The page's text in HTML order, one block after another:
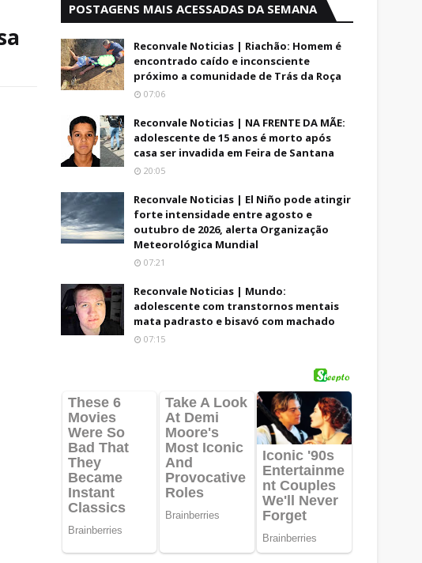
POSTAGENS MAIS ACESSADAS DA SEMANA
Reconvale Noticias | Riachão: Homem é
encontrado caído e inconsciente
próximo a comunidade de Trás da Roça
07:06
Reconvale Noticias | NA FRENTE DA MÃE:
adolescente de 15 anos é morto após
casa ser invadida em Feira de Santana
20:05
Reconvale Noticias | El Niño pode atingir
forte intensidade entre agosto e
outubro de 2026, alerta Organização
Meteorológica Mundial
07:21
Reconvale Noticias | Mundo:
adolescente com transtornos mentais
mata padrasto e bisavó com machado
07:15